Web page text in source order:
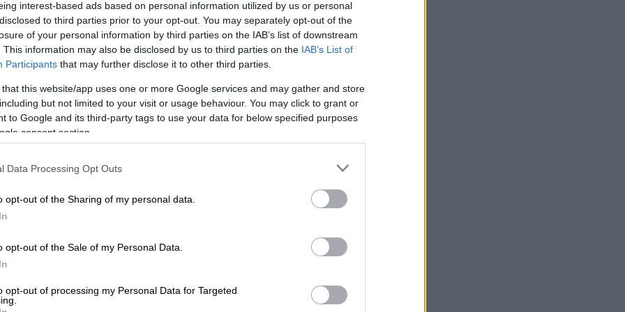
interest-based ads based on personal information utilized by us or personal
to third parties prior to your opt-out. You may separately opt-out of the
of your personal information by third parties on the IAB’s list of downstream
This information may also be disclosed by us to third parties on the IAB’s List of
Participants that may further disclose it to other third parties.
this website/app uses one or more Google services and may gather and store
but not limited to your visit or usage behaviour. You may click to grant or
to Google and its third-party tags to use your data for below specified purposes
consent section.
Data Processing Opt Outs
opt-out of the Sharing of my personal data.
opt-out of the Sale of my Personal Data.
opt-out of processing my Personal Data for Targeted
υπουργός υγείαςΆδωνις Γεωργιάδης
πολιτών που όμως θα οδηγεί στην
οι διαδικασίες για την
εντός τουΜαρτίου όπως ο ίδιος
να εργάζονται και στον ιδιωτικό τομέα.
με βάση και τις εκτιμήσεις των
να προωθούν εντέχνως τους
υπάρχει πολύ μεγάλη αναμονή